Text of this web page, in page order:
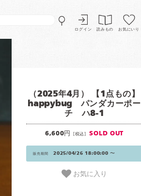
ログイン 読みもの お気にいり
（2025年4月） 【1点もの】
happybug パンダカーポー
チ ハ8-1
6,600円 [税込] SOLD OUT
販売期間 2025/04/26 18:00:00 〜
お気に入り